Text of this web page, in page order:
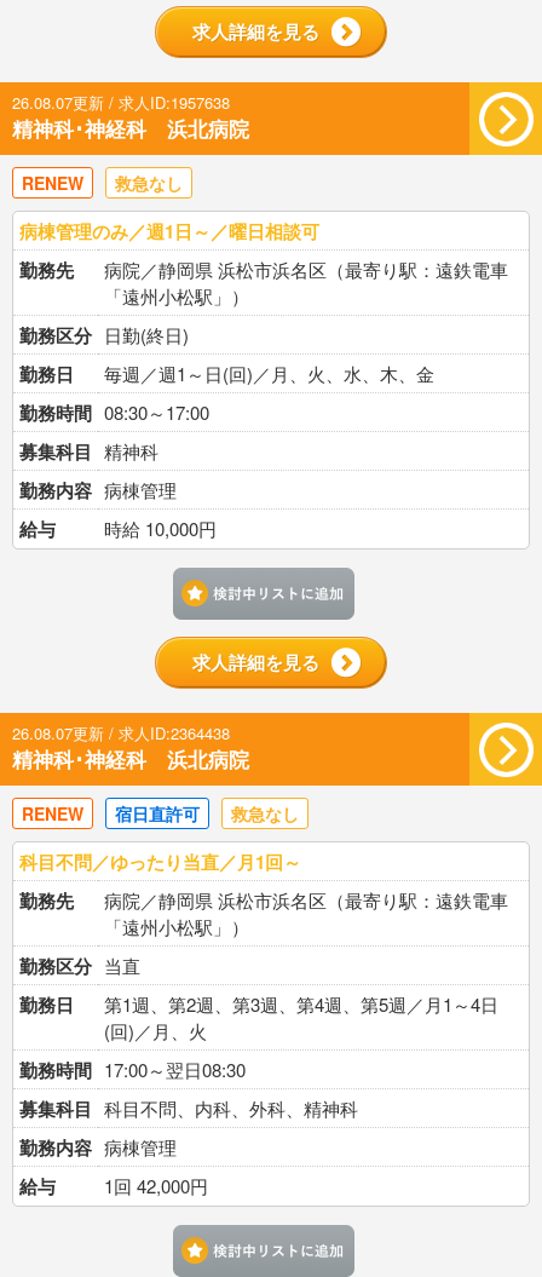
求人詳細を見る
26.08.07更新 / 求人ID:1957638
精神科･神経科 浜北病院
RENEW 救急なし
病棟管理のみ／週1日～／曜日相談可
勤務先
病院／静岡県 浜松市浜名区（最寄り駅：遠鉄電車
「遠州小松駅」）
勤務区分 日勤(終日)
勤務日 毎週／週1～日(回)／月、火、水、木、金
勤務時間 08:30～17:00
募集科目 精神科
勤務内容 病棟管理
給与 時給 10,000円
求人詳細を見る
26.08.07更新 / 求人ID:2364438
精神科･神経科 浜北病院
RENEW 宿日直許可 救急なし
科目不問／ゆったり当直／月1回～
勤務先
病院／静岡県 浜松市浜名区（最寄り駅：遠鉄電車
「遠州小松駅」）
勤務区分 当直
勤務日
第1週、第2週、第3週、第4週、第5週／月1～4日
(回)／月、火
勤務時間 17:00～翌日08:30
募集科目 科目不問、内科、外科、精神科
勤務内容 病棟管理
給与 1回 42,000円